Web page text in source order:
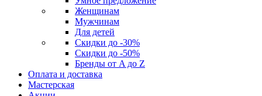
Женщинам
Мужчинам
Для детей
Скидки до -30%
Скидки до -50%
Бренды от A до Z
Оплата и доставка
Мастерская